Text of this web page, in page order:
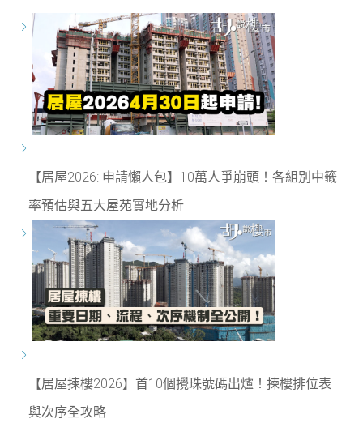
【居屋2026: 申請懶人包】10萬人爭崩頭！各組別中籤
率預估與五大屋苑實地分析
【居屋揀樓2026】首10個攪珠號碼出爐！揀樓排位表
與次序全攻略